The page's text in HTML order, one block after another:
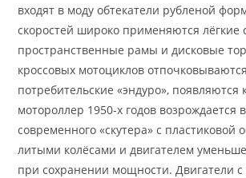
входят в моду обтекатели рубленой
скоростей широко применяются лёгкие
пространственные рамы и дисковые
кроссовых мотоциклов отпочковываются
потребительские «эндуро», появляются
мотороллер 1950-х годов возрождается
современного «скутера» с пластиковой
литыми колёсами и двигателем
при сохранении мощности. Двигатели